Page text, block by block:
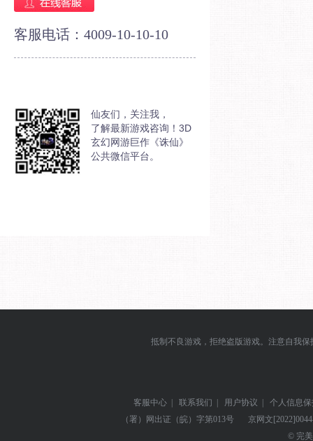
客服电话：4009-10-10-10
仙友们，关注我，
了解最新游戏咨询！3D
玄幻网游巨作《诛仙》
公共微信平台。
抵制不良游戏，拒绝盗版游戏。注意自我
客服中心 | 联系我们 | 用户协议 |
个人信息
（署）网出证（皖）字第013号
京网文
© 完美